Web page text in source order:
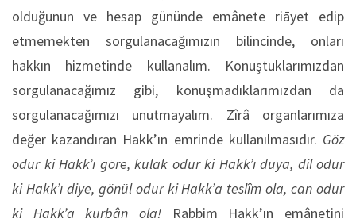
olduğunun ve hesap gününde emânete riāyet edip
etmemekten sorgulanacağımızın bilincinde, onları
hakkın hizmetinde kullanalım. Konuştuklarımızdan
sorgulanacağımız gibi, konuşmadıklarımızdan da
sorgulanacağımızı unutmayalım. Zîrâ organlarımıza
değer kazandıran Hakk’ın emrinde kullanılmasıdır. Göz
odur ki Hakk’ı göre, kulak odur ki Hakk’ı duya, dil odur
ki Hakk’ı diye, gönül odur ki Hakk’a teslîm ola, can odur
ki Hakk’a kurbân ola!
Rabbim Hakk’ın emânetini